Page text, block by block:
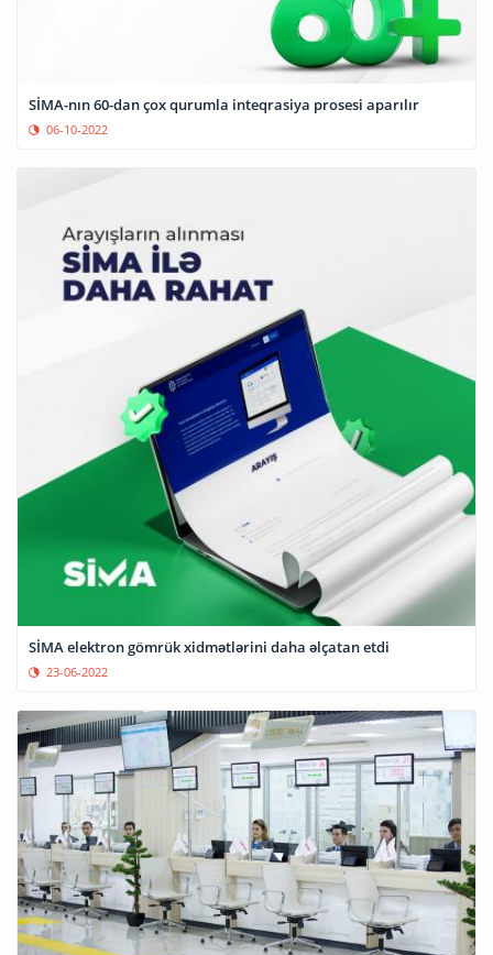
SİMA-nın 60-dan çox qurumla inteqrasiya prosesi aparılır
06-10-2022
SİMA elektron gömrük xidmətlərini daha əlçatan etdi
23-06-2022